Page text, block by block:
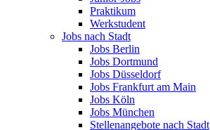
Praktikum
Werkstudent
Jobs nach Stadt
Jobs Berlin
Jobs Dortmund
Jobs Düsseldorf
Jobs Frankfurt am Main
Jobs Köln
Jobs München
Stellenangebote nach Stadt